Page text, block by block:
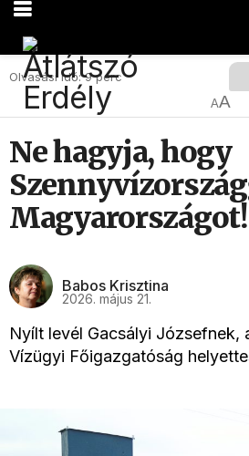
Olvasási Idő: 9 perc
AA
Ne hagyja, hogy
Magyarországot!
Babos Krisztina
2026. május 21.
Nyílt levél Gacsályi Józsefnek,
Vízügyi Főigazgatóság